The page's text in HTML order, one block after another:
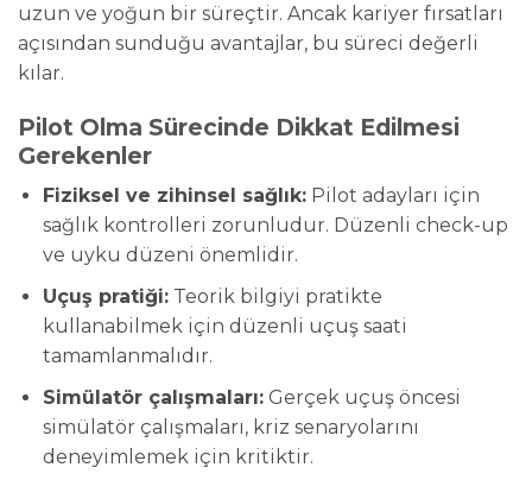
uzun ve yoğun bir süreçtir. Ancak kariyer fırsatları
açısından sunduğu avantajlar, bu süreci değerli
kılar.
Pilot Olma Sürecinde Dikkat Edilmesi
Gerekenler
Fiziksel ve zihinsel sağlık:Pilot adayları için
sağlık kontrolleri zorunludur. Düzenli check-up
ve uyku düzeni önemlidir.
Uçuş pratiği:Teorik bilgiyi pratikte
kullanabilmek için düzenli uçuş saati
tamamlanmalıdır.
Simülatör çalışmaları:Gerçek uçuş öncesi
simülatör çalışmaları, kriz senaryolarını
deneyimlemek için kritiktir.